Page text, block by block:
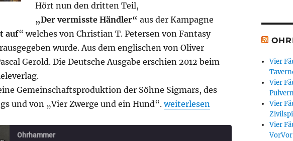
Hört nun den dritten Teil,
„Der vermisste Händler“ aus der Kampagne
auf“ welches von Christian T. Petersen von Fantasy
wurde. Aus dem englischen von Oliver
Gerold. Die Deutsche Ausgabe erschien 2012 beim
Gemeinschaftsproduktion der Söhne Sigmars, des
und von „Vier Zwerge und ein Hund“.„Ohrhammer Fantasy „Ein
weiterlesen
Ohrhammer
Vier
Vier
Vier
Vier